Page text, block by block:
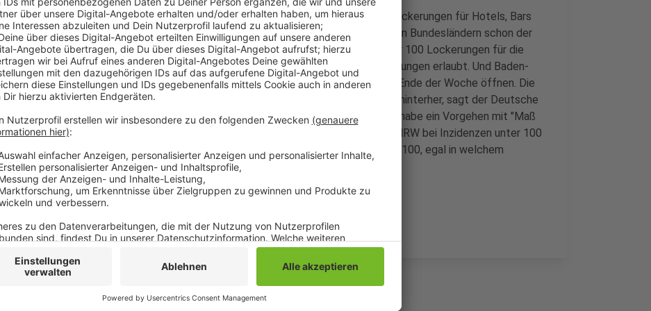
Das Gastgewerbe in NRW drängt darauf, dass auch bei uns nun Lockerungen für Hotels, Bars
und Restaurants beschlossen werden. So wie es in einigen anderen Bundesländern schon der
Fall ist. In mehreren Bundesländern soll es bei einer Inzidenz unter 100 Lockerungen für die
Außengastronomie geben, teilweise wurden auch Hotelübernachtungen erlaubt. Und Baden-
Württemberg wird auch die Innengastronomie voraussichtlich ab Ende der Woche öffnen. Die
NRW-Landesregierung hänge ihren eigenen Versprechungen aber hinterher, sagt der Deutsche
Hotel- und Gaststättenverband NRW. Ministerpräsident Laschet habe ein Vorgehen mit "Maß
und Mitte" angekündigt. Laut DEHOGA sollte es deshalb auch in NRW bei Inzidenzen unter 100
Lockerungen für die Gastrobranche geben. Unter 100 heiße unter 100, egal in welchem
Bundesland, so der Verband.
Anzeige